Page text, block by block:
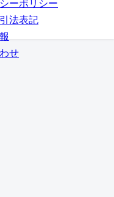
ーポリシー
法表記
せ